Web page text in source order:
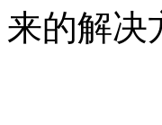
来的解决